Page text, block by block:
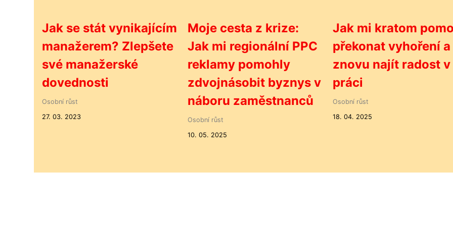
Jak se stát vynikajícím
manažerem? Zlepšete
své manažerské
dovednosti
Osobní růst
27. 03. 2023
Moje cesta z krize:
Jak mi regionální PPC
reklamy pomohly
zdvojnásobit byznys v
náboru zaměstnanců
Osobní růst
10. 05. 2025
Jak mi kratom
překonat vyhoření a
znovu najít radost v
práci
Osobní růst
18. 04. 2025